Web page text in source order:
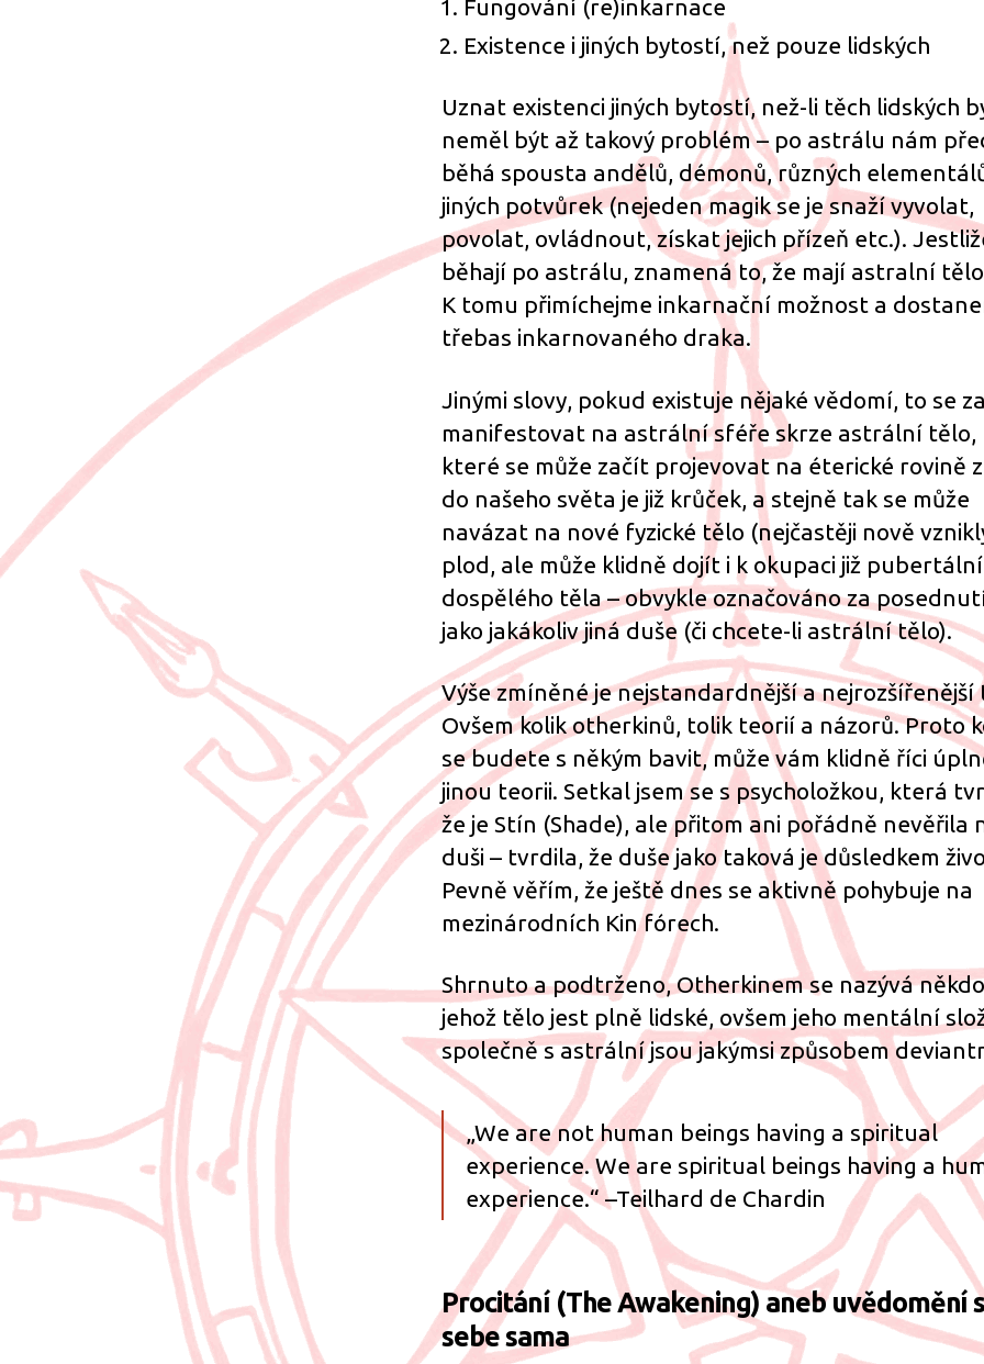
Fungování (re)inkarnace
Existence i jiných bytostí, než pouze lidských
Uznat existenci jiných bytostí, než-li těch lidských
neměl být až takový problém – po astrálu nám
běhá spousta andělů, démonů, různých
jiných potvůrek (nejeden magik se je snaží vyvolat,
povolat, ovládnout, získat jejich přízeň etc.).
běhají po astrálu, znamená to, že mají astralní
K tomu přimíchejme inkarnační možnost a
třebas inkarnovaného draka.
Jinými slovy, pokud existuje nějaké vědomí, to se
manifestovat na astrální sféře skrze astrální tělo,
které se může začít projevovat na éterické rovině
do našeho světa je již krůček, a stejně tak se může
navázat na nové fyzické tělo (nejčastěji nově
plod, ale může klidně dojít i k okupaci již
dospělého těla – obvykle označováno za
jako jakákoliv jiná duše (či chcete-li astrální tělo).
Výše zmíněné je nejstandardnější a nejrozšířenější
Ovšem kolik otherkinů, tolik teorií a názorů. Proto
se budete s někým bavit, může vám klidně říci
jinou teorii. Setkal jsem se s psycholožkou, která
že je Stín (Shade), ale přitom ani pořádně nevěřila
duši – tvrdila, že duše jako taková je důsledkem
Pevně věřím, že ještě dnes se aktivně pohybuje na
mezinárodních Kin fórech.
Shrnuto a podtrženo, Otherkinem se nazývá
jehož tělo jest plně lidské, ovšem jeho mentální
společně s astrální jsou jakýmsi způsobem
„We are not human beings having a spiritual
experience. We are spiritual beings having a
experience.“ –Teilhard de Chardin
Procitání (The Awakening) aneb uvědomění
sebe sama